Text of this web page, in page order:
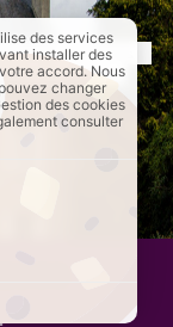
historiques
: des glaces
des services
installer des
accord. Nous
changer
des cookies
consulter